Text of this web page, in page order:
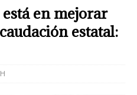
en mejorar
estatal: